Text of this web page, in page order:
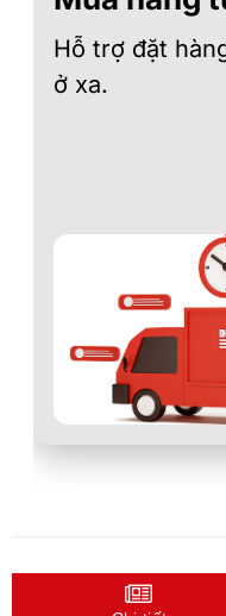
Hỗ trợ đặt
ở xa.